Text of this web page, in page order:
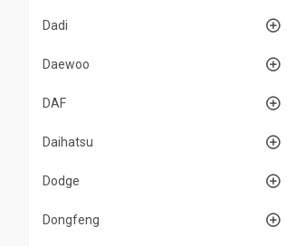
Dadi
Daewoo
DAF
Daihatsu
Dodge
Dongfeng